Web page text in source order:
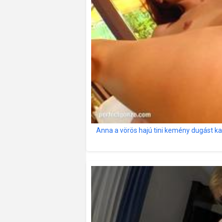
Anna a vörös hajú tini kemény dugást